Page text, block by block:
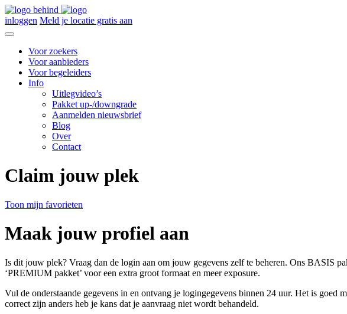
inloggen Meld je locatie gratis aan
Voor zoekers
Voor aanbieders
Voor begeleiders
Info
Uitlegvideo’s
Pakket up-/downgrade
Aanmelden nieuwsbrief
Blog
Over
Contact
Claim jouw plek
Toon mijn favorieten
Maak jouw profiel aan
Is dit jouw plek? Vraag dan de login aan om jouw gegevens zelf te beheren. Ons BASIS
‘PREMIUM pakket’ voor een extra groot formaat en meer exposure.
Vul de onderstaande gegevens in en ontvang je logingegevens binnen 24 uur. Het is
correct zijn anders heb je kans dat je aanvraag niet wordt behandeld.